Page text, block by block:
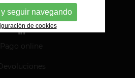
Pago online
seguir navegando
de cookies